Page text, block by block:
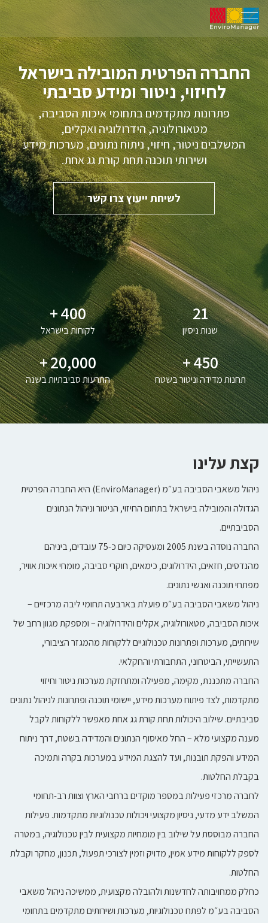
החברה הפרטית המובילה בישראל
לחיזוי, ניטור ומידע סביבתי
פתרונות מתקדמים בתחומי איכות הסביבה,
מטאורולוגיה, הידרולוגיה ואקלים,
המשלבים ניטור, חיזוי, ניתוח נתונים, מערכות מידע
ושירותי תוכנה תחת קורת גג אחת.
לשיחת ייעוץ צרו קשר
21
שנות ניסיון
400
+
לקוחות בישראל
450
+
תחנות מדידה וניטור בשטח
20,000
+
התרעות סביבתיות בשנה
קצת עלינו
ניהול משאבי הסביבה בע״מ (EnviroManager) היא החברה הפרטית
הגדולה והמובילה בישראל בתחום החיזוי, הניטור וניהול הנתונים
הסביבתיים.
החברה נוסדה בשנת 2005 ומעסיקה כיום כ-75 עובדים, ביניהם
מהנדסים, חזאים, הידרולוגים, כימאים, חוקרי סביבה, מומחי איכות אוויר,
מפתחי תוכנה ואנשי נתונים.
ניהול משאבי הסביבה בע״מ פועלת בארבעה תחומי ליבה מרכזיים –
איכות הסביבה, מטאורולוגיה, אקלים והידרולוגיה – ומספקת מגוון רחב של
שירותים, מערכות ופתרונות טכנולוגיים ללקוחות מהמגזר הציבורי,
התעשייתי, הביטחוני, התחבורתי והחקלאי.
החברה מתכננת, מקימה, מפעילה ומתחזקת מערכות ניטור וחיזוי
מתקדמות, לצד פיתוח מערכות מידע, יישומי תוכנה ופתרונות לניהול נתונים
סביבתיים. שילוב היכולות תחת קורת גג אחת מאפשר ללקוחות לקבל
מענה מקצועי מלא – החל מאיסוף הנתונים והמדידה בשטח, דרך ניתוח
המידע והפקת תובנות, ועד להצגת המידע במערכות בקרה ותמיכה
בקבלת החלטות.
לחברה מרכזי פעילות במספר מוקדים ברחבי הארץ וצוות רב-תחומי
המשלב ידע מדעי, ניסיון מקצועי ויכולות טכנולוגיות מתקדמות. פעילות
החברה מבוססת על שילוב בין מומחיות מקצועית לבין טכנולוגיה, במטרה
לספק ללקוחות מידע אמין, מדויק וזמין לצורכי תפעול, תכנון, מחקר וקבלת
החלטות.
כחלק ממחויבותה לחדשנות ולהובלה מקצועית, ממשיכה ניהול משאבי
הסביבה בע״מ לפתח טכנולוגיות, מערכות ושירותים מתקדמים בתחומי